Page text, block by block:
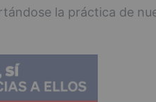
la práctica de